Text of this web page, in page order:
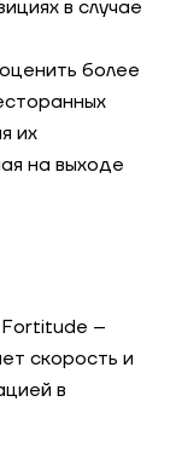
и
функции
в случае
более
их
на выходе
–
скорость и
в